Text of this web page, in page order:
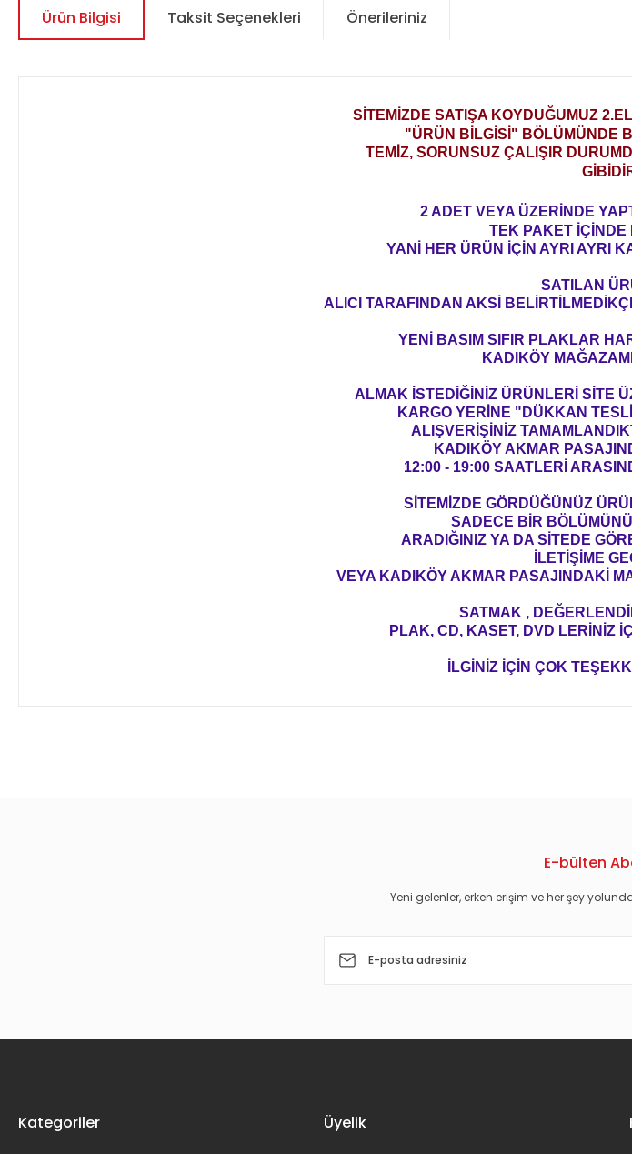
Ürün Bilgisi Taksit Seçenekleri Önerileriniz
SİTEMİZDE SATIŞA KOYDUĞUMUZ
"ÜRÜN BİLGİSİ" BÖLÜMÜNDE
TEMİZ, SORUNSUZ ÇALIŞIR
2 ADET VEYA ÜZERİNDE
TEK PAKET İÇİNDE
YANİ HER ÜRÜN İÇİN AYRI AYRI
SATILAN
ALICI TARAFINDAN AKSİ
YENİ BASIM SIFIR PLAKLAR
KADIKÖY
ALMAK İSTEDİĞİNİZ ÜRÜNLERİ SİTE
KARGO YERİNE "DÜKKAN
ALIŞVERİŞİNİZ
KADIKÖY AKMAR
12:00 - 19:00 SAATLERİ
SİTEMİZDE GÖRDÜĞÜNÜZ
SADECE BİR
ARADIĞINIZ YA DA SİTEDE
İLETİŞİME
VEYA KADIKÖY AKMAR PASAJINDAKİ
SATMAK ,
PLAK, CD, KASET, DVD LERİNİZ
İLGİNİZ İÇİN ÇOK
E-bülten
Yeni gelenler, erken erişim ve her şey
Kategoriler Üyelik